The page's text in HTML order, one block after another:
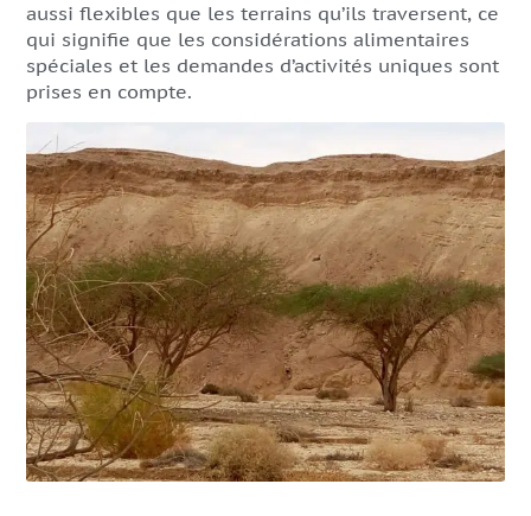
aussi flexibles que les terrains qu’ils traversent, ce
qui signifie que les considérations alimentaires
spéciales et les demandes d’activités uniques sont
prises en compte.